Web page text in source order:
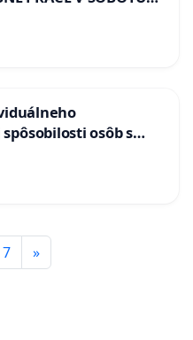
CEZ PRACOVNÝ
A PRAVIDELNÁ
NA
osôb s
do
7 »